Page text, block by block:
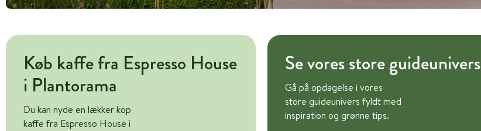
Køb kaffe fra Espresso House
i Plantorama
Du kan nyde en lækker kop
kaffe fra Espresso House i
Se vores store guideunivers
Gå på opdagelse i vores
store guideunivers fyldt med
inspiration og grønne tips.